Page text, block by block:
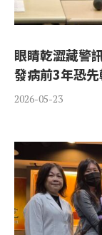
眼睛乾澀藏警
發病前3年恐
2026-05-23